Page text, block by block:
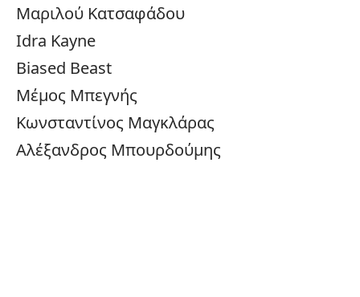
Μαριλού Κατσαφάδου
Idra Kayne
Biased Beast
Μέμος Μπεγνής
Κωνσταντίνος Μαγκλάρας
Αλέξανδρος Μπουρδούμης